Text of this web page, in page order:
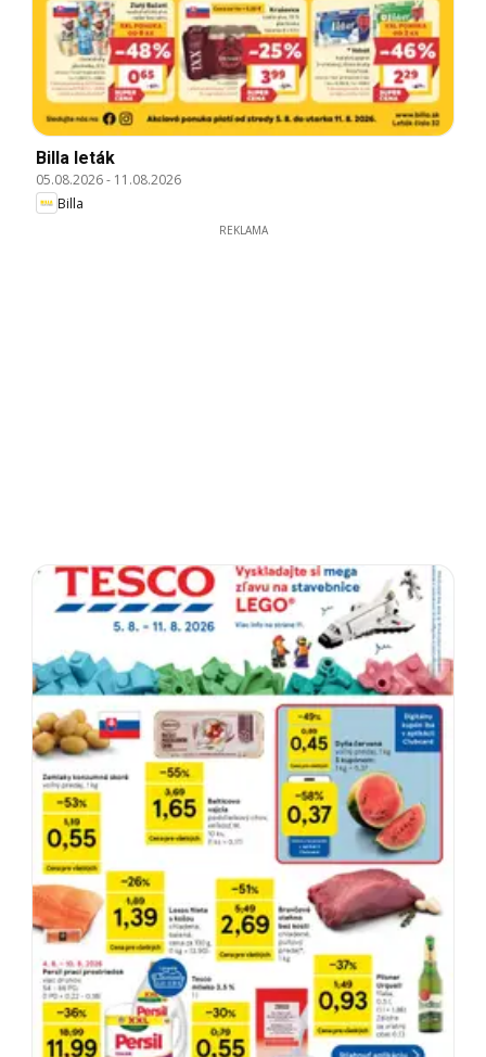
Billa leták
05.08.2026- 11.08.2026
Billa
REKLAMA